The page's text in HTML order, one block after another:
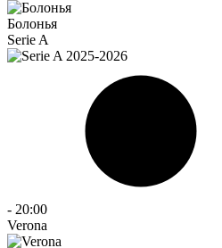
Болонья
Serie A
- 20:00
Verona